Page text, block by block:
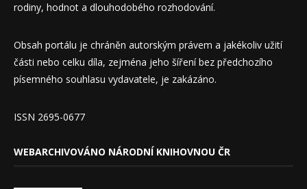
rodiny, hodnot a dlouhodobého rozhodování.
Obsah portálu je chráněn autorským právem a jakékoliv užití
části nebo celku díla, zejména jeho šíření bez předchozího
písemného souhlasu vydavatele, je zakázáno.
ISSN 2695-0677
WEBARCHIVOVÁNO NÁRODNÍ KNIHOVNOU ČR